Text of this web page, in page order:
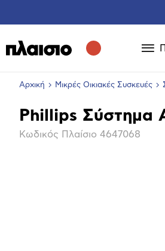
Αρχική Μικρές Οικιακές Συσκευές
Βασικά
Phillips Σύστημα
Κωδικός Πλαίσιο 4647068